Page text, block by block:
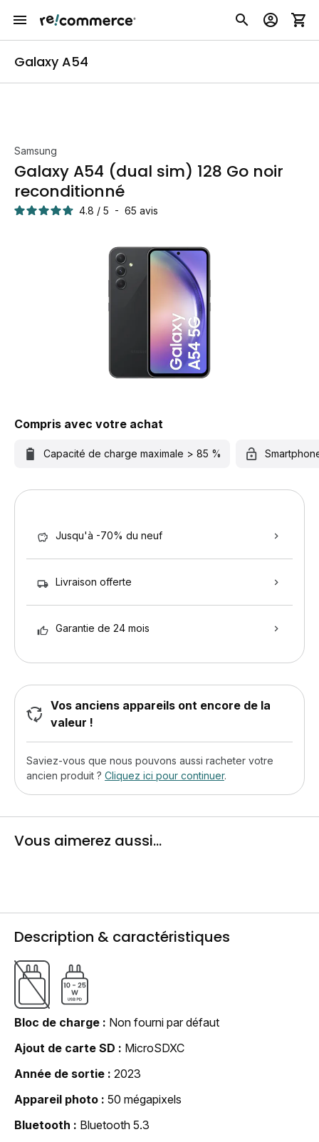
Galaxy A54
Samsung
Galaxy A54 (dual sim) 128 Go noir
reconditionné
4.8 / 5 - 65 avis
Compris avec votre achat
Capacité de charge maximale > 85 %
Jusqu'à -70% du neuf
Livraison offerte
Garantie de 24 mois
Vos anciens appareils ont encore de la
valeur !
Saviez-vous que nous pouvons aussi racheter votre
ancien produit ? Cliquez ici pour continuer.
Vous aimerez aussi...
Description & caractéristiques
Bloc de charge
Non fourni par défaut
Ajout de carte SD
MicroSDXC
Année de sortie
2023
Appareil photo
50 mégapixels
Bluetooth
Bluetooth 5.3